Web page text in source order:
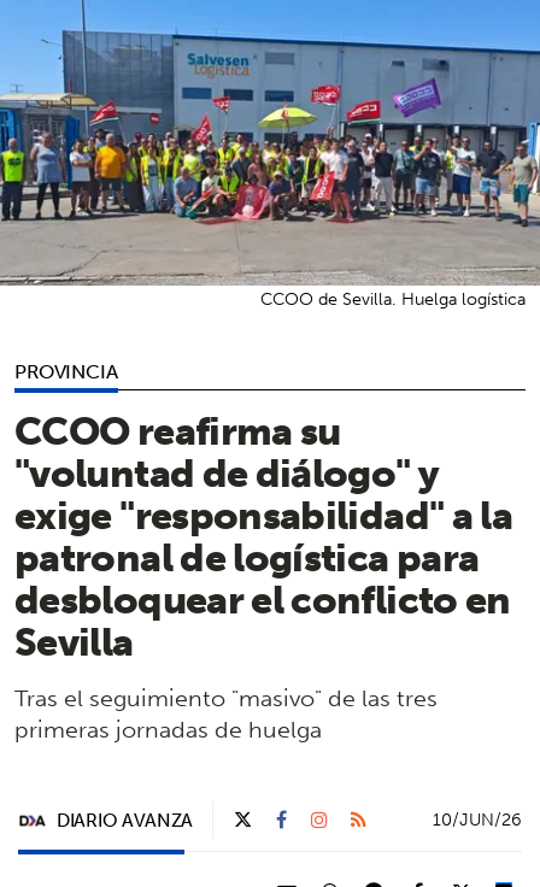
PROVINCIA
CCOO reafirma su
"voluntad de diálogo" y
exige "responsabilidad" a la
patronal de logística para
desbloquear el conflicto en
Sevilla
Tras el seguimiento "masivo" de las tres
primeras jornadas de huelga
CCOO de Sevilla. Huelga logística
DIARIO AVANZA 10/JUN/26